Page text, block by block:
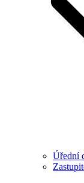
Úřední